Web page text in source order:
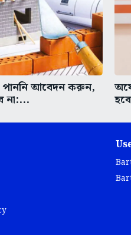
পাননি আবেদন করুন,
না:...